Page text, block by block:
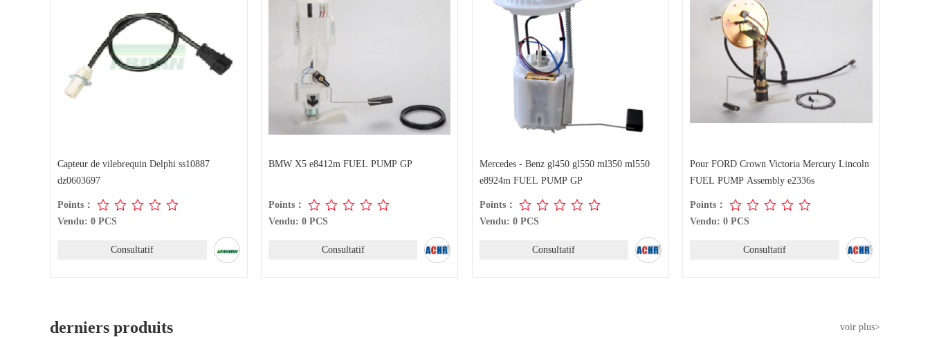
Capteur de vilebrequin Delphi ss10887
dz0603697
Points：
Vendu: 0 PCS
Consultatif
BMW X5 e8412m FUEL PUMP GP
Points：
Vendu: 0 PCS
Consultatif
Mercedes - Benz gl450 gl550 ml350 ml550
e8924m FUEL PUMP GP
Points：
Vendu: 0 PCS
Consultatif
Pour FORD Crown Victoria Mercury Lincoln
FUEL PUMP Assembly e2336s
Points：
Vendu: 0 PCS
Consultatif
derniers produits voir plus>